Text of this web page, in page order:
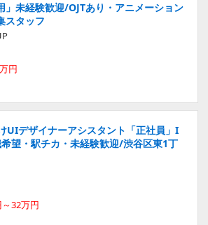
」未経験歓迎/OJTあり・アニメーション
スタッフ
円
UIデザイナーアシスタント「正社員」I
望・駅チカ・未経験歓迎/渋谷区東1丁
32万円